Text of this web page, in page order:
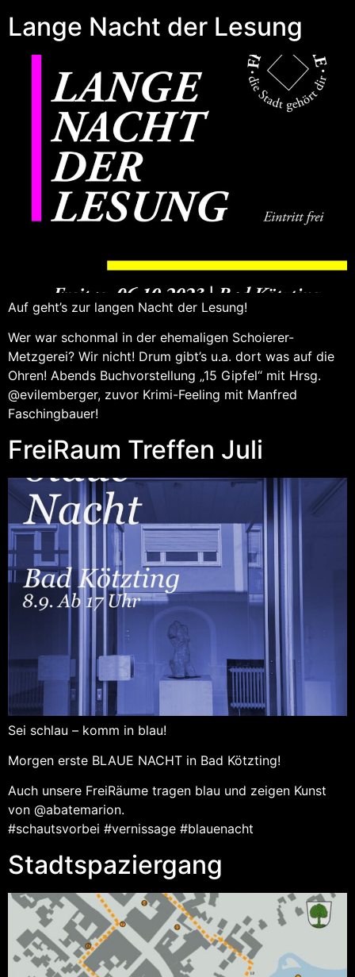
Lange Nacht der Lesung
Auf geht’s zur langen Nacht der Lesung!
Wer war schonmal in der ehemaligen Schoierer-
Metzgerei? Wir nicht! Drum gibt’s u.a. dort was auf die
Ohren! Abends Buchvorstellung „15 Gipfel“ mit Hrsg.
@evilemberger, zuvor Krimi-Feeling mit Manfred
Faschingbauer!
FreiRaum Treffen Juli
Sei schlau – komm in blau!
Morgen erste BLAUE NACHT in Bad Kötzting!
Auch unsere FreiRäume tragen blau und zeigen Kunst
von @abatemarion.
#schautsvorbei #vernissage #blauenacht
Stadtspaziergang